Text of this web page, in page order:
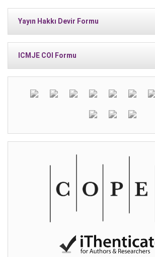
Yayın Hakkı Devir Formu
ICMJE COI Formu